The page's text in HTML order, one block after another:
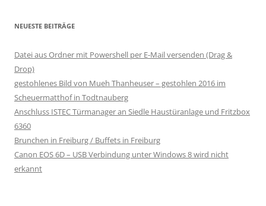
NEUESTE BEITRÄGE
Datei aus Ordner mit Powershell per E-Mail versenden (Drag &
Drop)
gestohlenes Bild von Mueh Thanheuser – gestohlen 2016 im
Scheuermatthof in Todtnauberg
Anschluss ISTEC Türmanager an Siedle Haustüranlage und Fritzbox
6360
Brunchen in Freiburg / Buffets in Freiburg
Canon EOS 6D – USB Verbindung unter Windows 8 wird nicht
erkannt